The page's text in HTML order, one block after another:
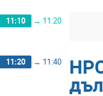
11:10 → 11:20
11:20 → 11:40